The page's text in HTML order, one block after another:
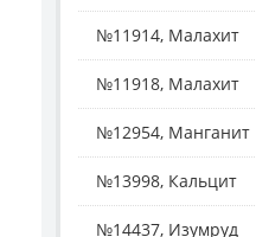
№11914, Малахит
№11918, Малахит
№12954, Манганит
№13998, Кальцит
№14437, Изумруд